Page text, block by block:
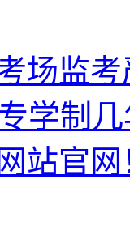
场监
学制
站官